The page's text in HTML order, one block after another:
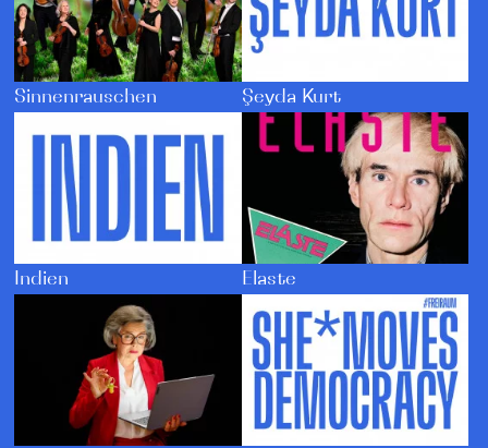
Sinnenrauschen Şeyda Kurt
Indien Elaste